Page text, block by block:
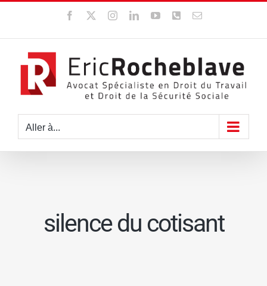
contenu
Facebook InstagramLinkedInYouTubeWhatsApp
Email
Aller à...
silence du cotisant